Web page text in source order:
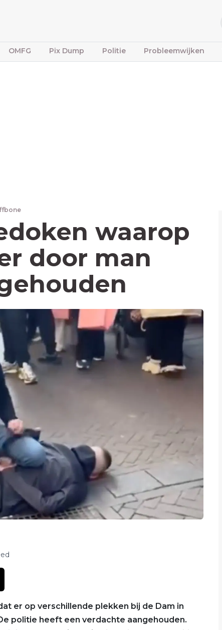
OMFG Pix Dump Politie Probleemwijken
waarop
door man
er op verschillende plekken bij de Dam in
politie heeft een verdachte aangehouden.